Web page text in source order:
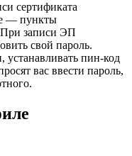
сертификата
— пункты
При записи ЭП
свой пароль.
пин-код
вас ввести пароль,